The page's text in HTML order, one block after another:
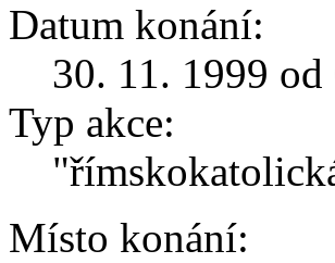
Datum konání:
30. 11. 1999
Typ akce:
Místo konání: